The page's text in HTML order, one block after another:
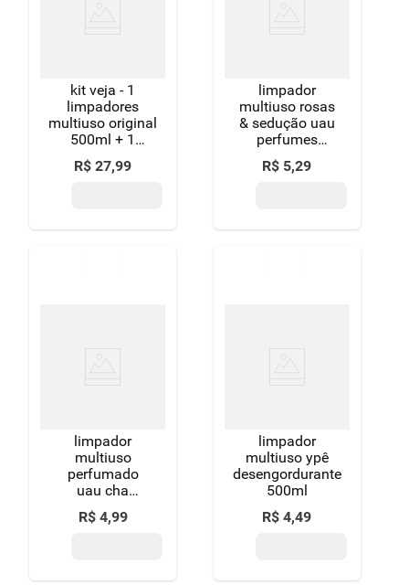
kit veja - 1
limpadores
multiuso original
500ml + 1
limpador
cozinha
R$ 27,99
limpador
multiuso rosas
& sedução uau
perfumes
squeeze
500ml
R$ 5,29
limpador
multiuso
perfumado
uau cha
branco 480ml
R$ 4,99
limpador
multiuso ypê
desengordurante
500ml
R$ 4,49